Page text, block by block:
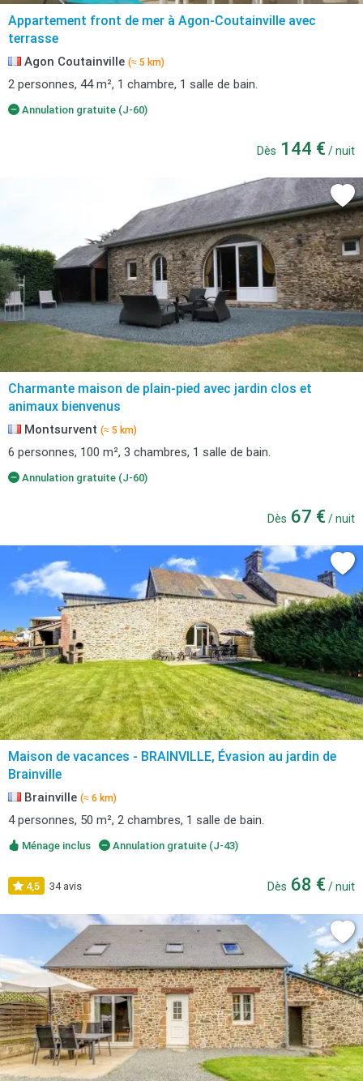
Appartement front de mer à Agon-Coutainville avec
terrasse
Agon Coutainville (≈ 5 km)
2 personnes, 44 m², 1 chambre, 1 salle de bain.
Annulation gratuite (J-60)
Dès 144 € / nuit
Charmante maison de plain-pied avec jardin clos et
animaux bienvenus
Montsurvent (≈ 5 km)
6 personnes, 100 m², 3 chambres, 1 salle de bain.
Annulation gratuite (J-60)
Dès 67 € / nuit
Maison de vacances - BRAINVILLE, Évasion au jardin de
Brainville
Brainville (≈ 6 km)
4 personnes, 50 m², 2 chambres, 1 salle de bain.
Ménage inclus Annulation gratuite (J-43)
4,5 34 avis Dès 68 € / nuit